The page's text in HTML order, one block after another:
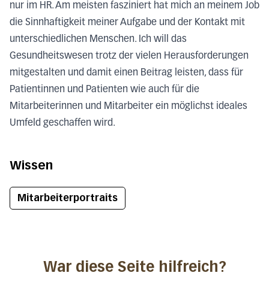
nur im HR. Am meisten fasziniert hat mich an meinem Job
die Sinnhaftigkeit meiner Aufgabe und der Kontakt mit
unterschiedlichen Menschen. Ich will das
Gesundheitswesen trotz der vielen Herausforderungen
mitgestalten und damit einen Beitrag leisten, dass für
Patientinnen und Patienten wie auch für die
Mitarbeiterinnen und Mitarbeiter ein möglichst ideales
Umfeld geschaffen wird.
Wissen
Mitarbeiterportraits
War diese Seite hilfreich?